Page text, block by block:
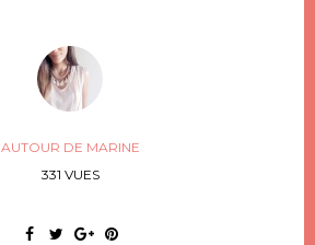
AUTOUR DE MARINE
331 VUES